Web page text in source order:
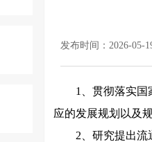
发布时间：2026-05-
1、贯彻落实
应的发展规划以及
2、研究提出